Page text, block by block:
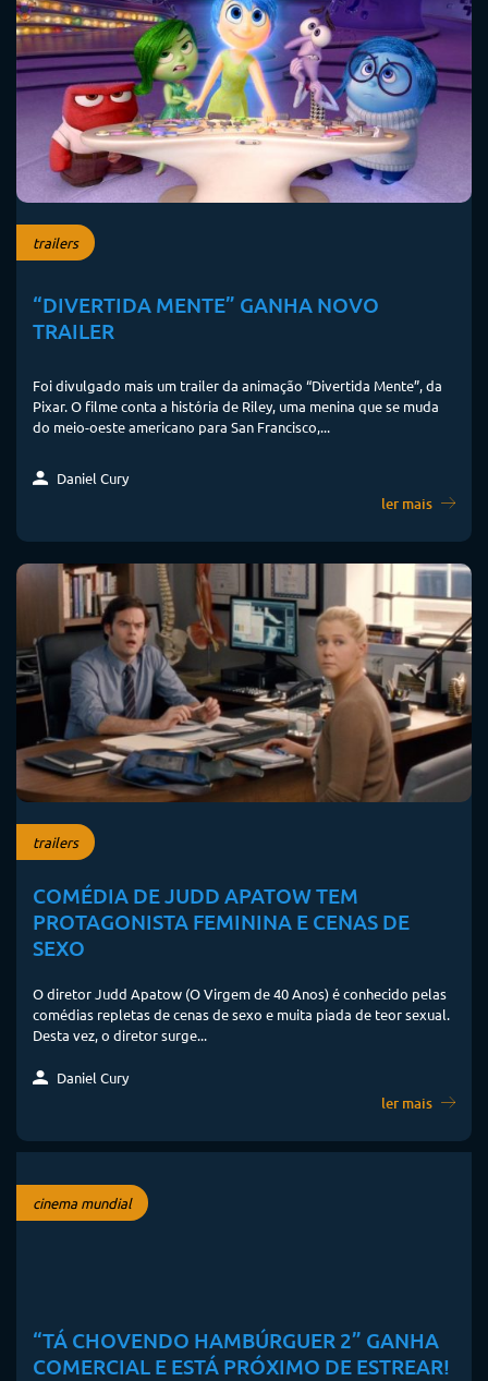
trailers
“DIVERTIDA MENTE” GANHA NOVO
TRAILER
Foi divulgado mais um trailer da animação “Divertida Mente”, da
Pixar. O filme conta a história de Riley, uma menina que se muda
do meio-oeste americano para San Francisco,...
Daniel Cury
ler mais
trailers
COMÉDIA DE JUDD APATOW TEM
PROTAGONISTA FEMININA E CENAS DE
SEXO
O diretor Judd Apatow (O Virgem de 40 Anos) é conhecido pelas
comédias repletas de cenas de sexo e muita piada de teor sexual.
Desta vez, o diretor surge...
Daniel Cury
ler mais
cinema mundial
“TÁ CHOVENDO HAMBÚRGUER 2” GANHA
COMERCIAL E ESTÁ PRÓXIMO DE ESTREAR!